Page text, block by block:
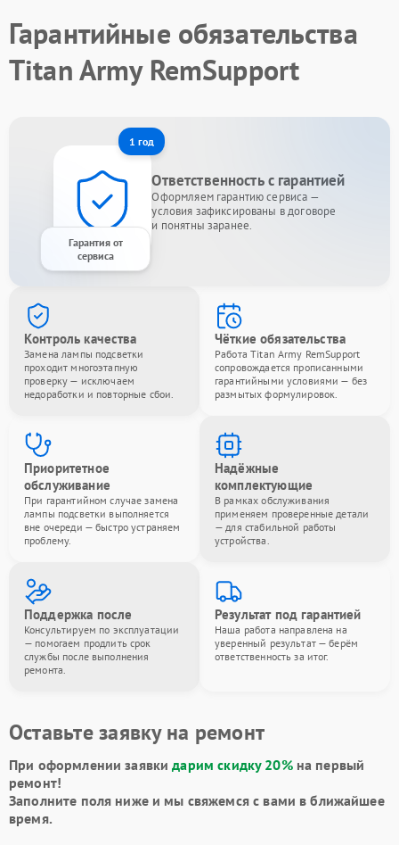
Гарантийные обязательства
Titan Army RemSupport
1 год
Гарантия от
сервиса
Ответственность с гарантией
Оформляем гарантию сервиса —
условия зафиксированы в договоре
и понятны заранее.
Контроль качества
Замена лампы подсветки
проходит многоэтапную
проверку — исключаем
недоработки и повторные сбои.
Чёткие обязательства
Работа Titan Army RemSupport
сопровождается прописанными
гарантийными условиями — без
размытых формулировок.
Приоритетное
обслуживание
При гарантийном случае замена
лампы подсветки выполняется
вне очереди — быстро устраняем
проблему.
Надёжные
комплектующие
В рамках обслуживания
применяем проверенные детали
— для стабильной работы
устройства.
Поддержка после
Консультируем по эксплуатации
— помогаем продлить срок
службы после выполнения
ремонта.
Результат под гарантией
Наша работа направлена на
уверенный результат — берём
ответственность за итог.
Оставьте заявку на ремонт
При оформлении заявкидарим скидку 20%на первый
ремонт!
Заполните поля ниже и мы свяжемся с вами в ближайшее
время.